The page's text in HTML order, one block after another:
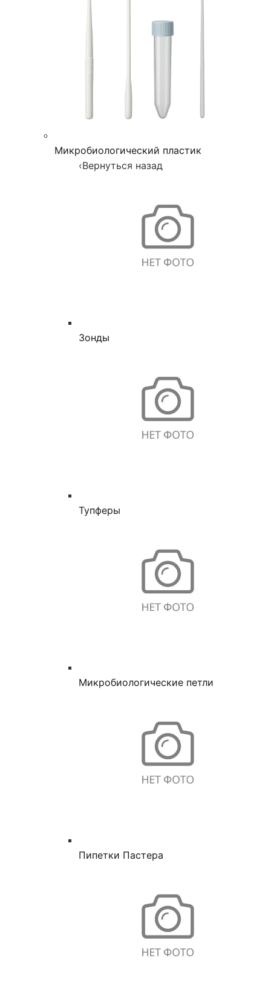
Микробиологический пластик
‹Вернуться назад
Зонды
Тупферы
Микробиологические петли
Пипетки Пастера